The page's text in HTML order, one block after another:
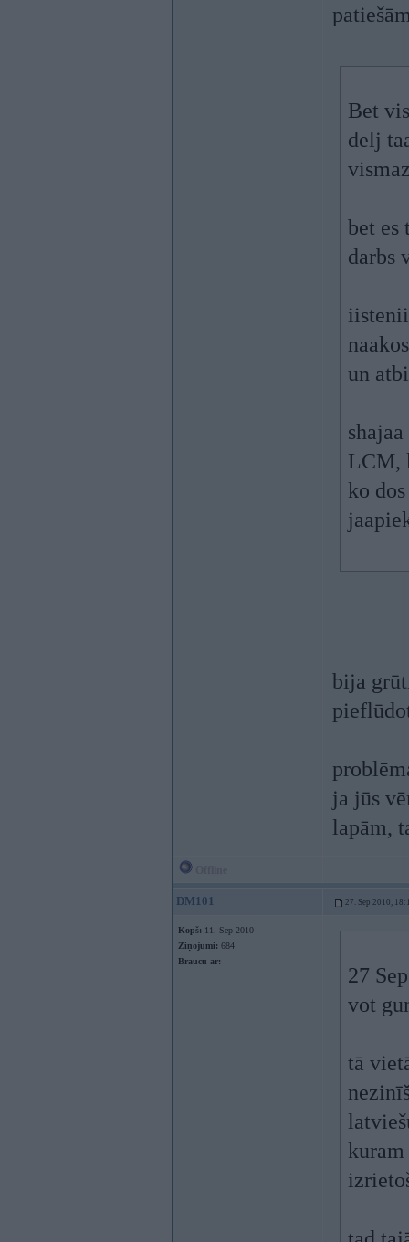
Bet
delj
bet es
darbs
un
LCM,
ko
bija
ja jūs
lapām,
DM101 27. Sep 2010,
Kopš: 11. Sep 2010
Ziņojumi: 684
Braucu ar:
27
vot
tā